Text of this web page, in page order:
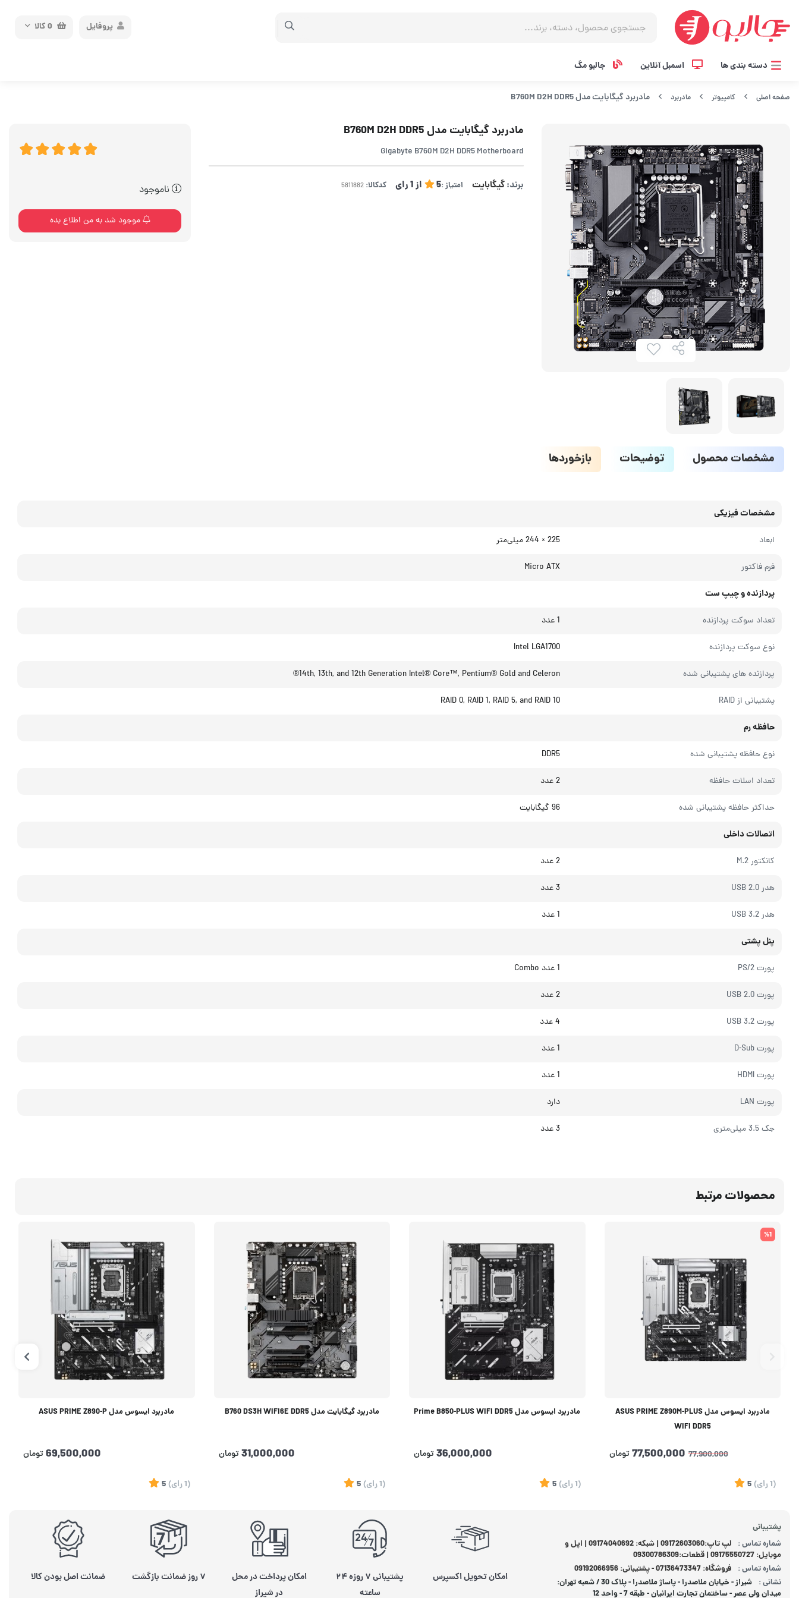
0کالا پروفایل
دسته بندی ها اسمبل آنلاین جالبو مگ
صفحه اصلی کامپیوتر مادربرد مادربرد گیگابایت مدل B760M D2H DDR5
مادربرد گیگابایت مدل B760M D2H DDR5
Gigabyte B760M D2H DDR5 Motherboard
برند:گیگابایت امتیاز :5 از1رای کدکالا: ناموجود
موجود شد به من اطلاع بده
مشخصات محصول توضیحات بازخوردها
مشخصات فیزیکی
ابعاد 225 × 244 میلی‌متر
فرم فاکتور Micro ATX
پردازنده و چیپ ست
تعداد سوکت پردازنده 1 عدد
نوع سوکت پردازنده Intel LGA1700
پردازنده های پشتیبانی شده 14th, 13th, and 12th Generation Intel® Core™, Pentium® Gold and Celeron®
پشتیبانی از RAID RAID 0, RAID 1, RAID 5, and RAID 10
حافظه رم
نوع حافظه پشتیبانی شده DDR5
تعداد اسلات حافظه 2 عدد
حداکثر حافظه پشتیبانی شده 96 گیگابایت
اتصالات داخلی
کانکتور M.2 2 عدد
هدر USB 2.0 3 عدد
هدر USB 3.2 1 عدد
پنل پشتی
پورت PS/2 1 عدد Combo
پورت USB 2.0 2 عدد
پورت USB 3.2 4 عدد
پورت D-Sub 1 عدد
پورت HDMI 1 عدد
پورت LAN دارد
جک 3.5 میلی‌متری 3 عدد
محصولات مرتبط
%1
مادربرد ایسوس مدل ASUS PRIME Z890M-PLUS
WIFI DDR5
77,900,000
77,500,000 تومان
(1 رای)
5
مادربرد ایسوس مدل Prime B850-PLUS WIFI DDR5
36,000,000تومان
(1 رای)
5
مادربرد گیگابایت مدل B760 DS3H WIFI6E DDR5
31,000,000 تومان
(1 رای)
5
مادربرد ایسوس مدل ASUS PRIME Z890-P
69,500,000تومان
(1 رای)
5
پشتیبانی
شماره تماس :
لپ تاپ:09172603060 | شبکه: 09174040692 | اپل و
موبایل: 09175550727 | قطعات:09300786309
شماره تماس : فروشگاه: 07136473347 - پشتیبانی: 09192066956
نشانی :
شیراز - خیابان ملاصدرا - پاساژ ملاصدرا - پلاک 30 / شعبه تهران:
میدان ولی عصر - ساختمان تجارت ایرانیان - طبقه 7 - واحد 12
امکان تحویل اکسپرس
پشتیبانی ۷ روزه ۲۴
ساعته
امکان پرداخت در محل
در شیراز
۷ روز ضمانت بازگشت ضمانت اصل بودن کالا